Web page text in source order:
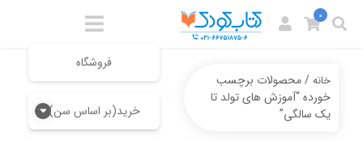
فروشگاه
خرید(بر اساس سن)
0
خانه/ محصولات برچسب
خورده “آموزش های تولد تا
یک سالگی”